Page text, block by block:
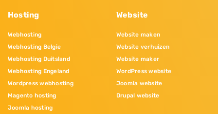
Hosting
Webhosting
Webhosting Belgie
Webhosting Duitsland
Webhosting Engeland
Wordpress webhosting
Magento hosting
Joomla hosting
Website
Website maken
Website verhuizen
Website maker
WordPress website
Joomla website
Drupal website